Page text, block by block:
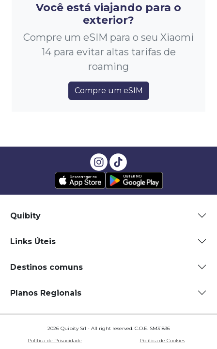
Você está viajando para o
exterior?
Compre um eSIM para o seu Xiaomi
14 para evitar altas tarifas de
roaming
Compre um eSIM
Quibity
Links Úteis
Destinos comuns
Planos Regionais
2026 Quibity Srl - All right reserved. C.O.E. SM31836
Política de Privacidade
Política de Cookies